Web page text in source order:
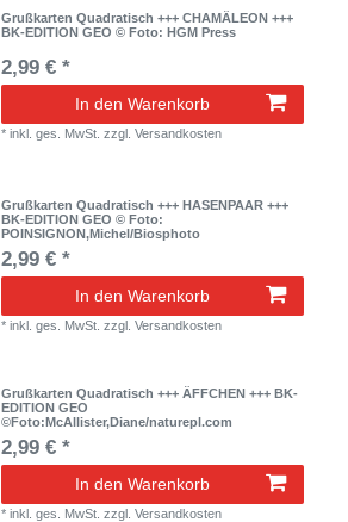
Grußkarten Quadratisch +++ CHAMÄLEON +++
BK-EDITION GEO © Foto: HGM Press
2,99 € *
In den Warenkorb
*inkl. ges. MwSt. zzgl.Versandkosten
Grußkarten Quadratisch +++ HASENPAAR +++
BK-EDITION GEO © Foto:
POINSIGNON,Michel/Biosphoto
2,99 € *
In den Warenkorb
*inkl. ges. MwSt. zzgl.Versandkosten
Grußkarten Quadratisch +++ ÄFFCHEN +++ BK-
EDITION GEO
©Foto:McAllister,Diane/naturepl.com
2,99 € *
In den Warenkorb
*inkl. ges. MwSt. zzgl.Versandkosten